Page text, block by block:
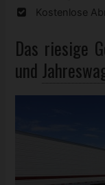
Kostenlose
Das riesige
und